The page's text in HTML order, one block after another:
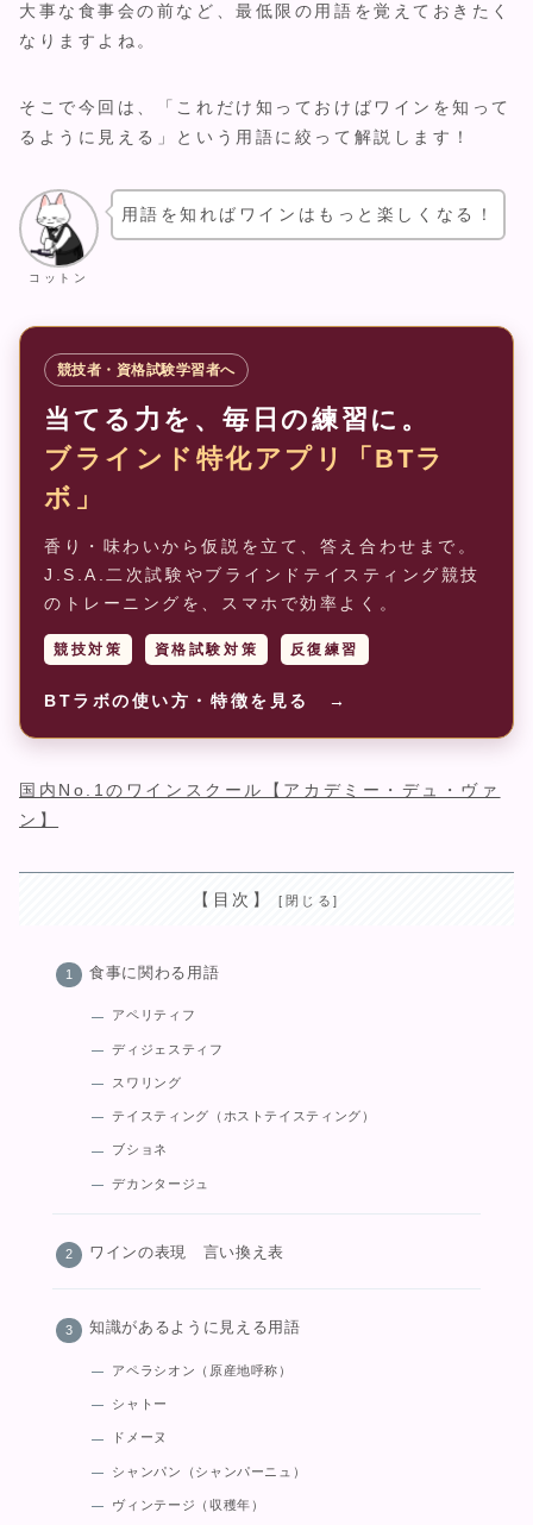
大事な食事会の前など、最低限の用語を覚えておきたく
なりますよね。
そこで今回は、「これだけ知っておけばワインを知って
るように見える」という用語に絞って解説します！
コットン
用語を知ればワインはもっと楽しくなる！
競技者・資格試験学習者へ
当てる力を、毎日の練習に。
ブラインド特化アプリ「BTラ
ボ」
香り・味わいから仮説を立て、答え合わせまで。
J.S.A.二次試験やブラインドテイスティング競技
のトレーニングを、スマホで効率よく。
競技対策 資格試験対策 反復練習
BTラボの使い方・特徴を見る →
国内No.1のワインスクール【アカデミー・デュ・ヴァ
ン】
【目次】
食事に関わる用語
アペリティフ
ディジェスティフ
スワリング
テイスティング（ホストテイスティング）
ブショネ
デカンタージュ
ワインの表現 言い換え表
知識があるように見える用語
アペラシオン（原産地呼称）
シャトー
ドメーヌ
シャンパン（シャンパーニュ）
ヴィンテージ（収穫年）